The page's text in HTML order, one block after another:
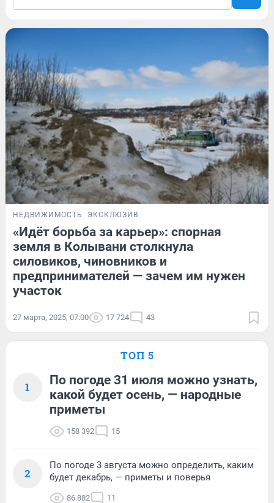
НЕДВИЖИМОСТЬ ЭКСКЛЮЗИВ
«Идёт борьба за карьер»: спорная
земля в Колывани столкнула
силовиков, чиновников и
предпринимателей — зачем им нужен
участок
27 марта, 2025, 07:00 17 724 43
ТОП 5
1
По погоде 31 июля можно узнать,
какой будет осень, — народные
приметы
158 392 15
2
По погоде 3 августа можно определить, каким
будет декабрь, — приметы и поверья
86 882 11